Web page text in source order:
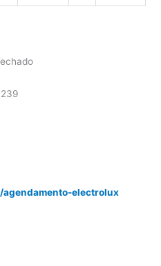
electrolux